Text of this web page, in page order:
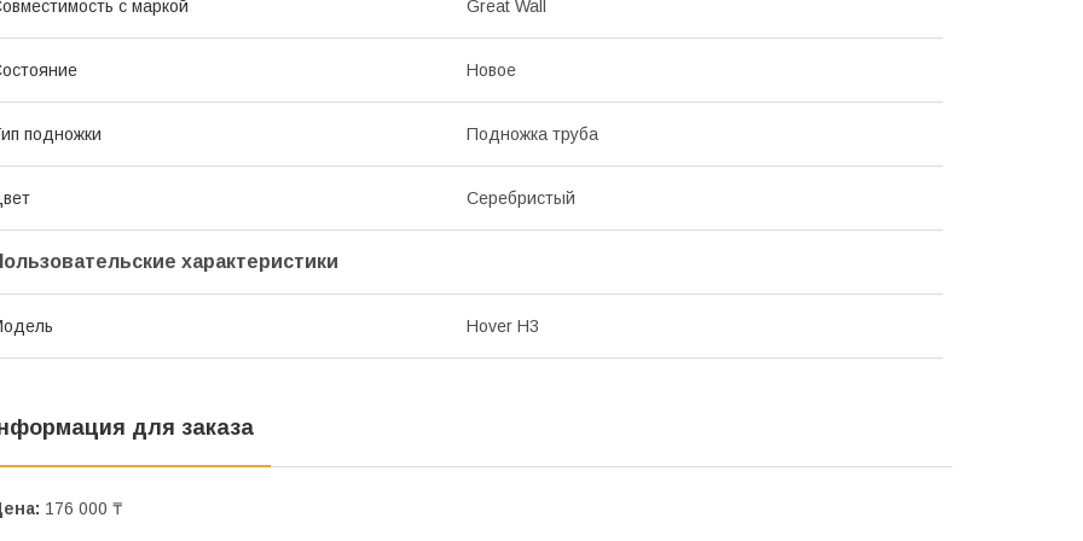
с маркой Great Wall
Новое
подножки Подножка труба
Серебристый
характеристики
Hover H3
для заказа
176 000 ₸